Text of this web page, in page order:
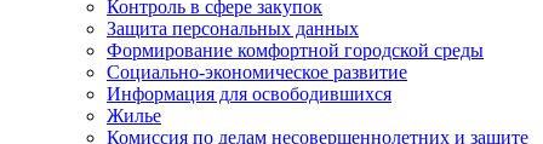
Контроль в сфере закупок
Защита персональных данных
Формирование комфортной городской среды
Социально-экономическое развитие
Информация для освободившихся
Жилье
Комиссия по делам несовершеннолетних и защите